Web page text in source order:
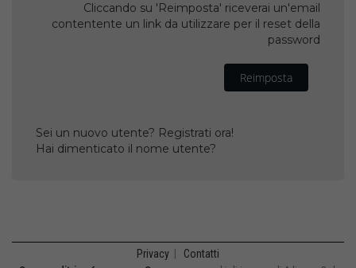
Cliccando su 'Reimposta' riceverai un'email
contentente un link da utilizzare per il reset della
password
Reimposta
Sei un nuovo utente? Registrati ora!
Hai dimenticato il nome utente?
Privacy Contatti